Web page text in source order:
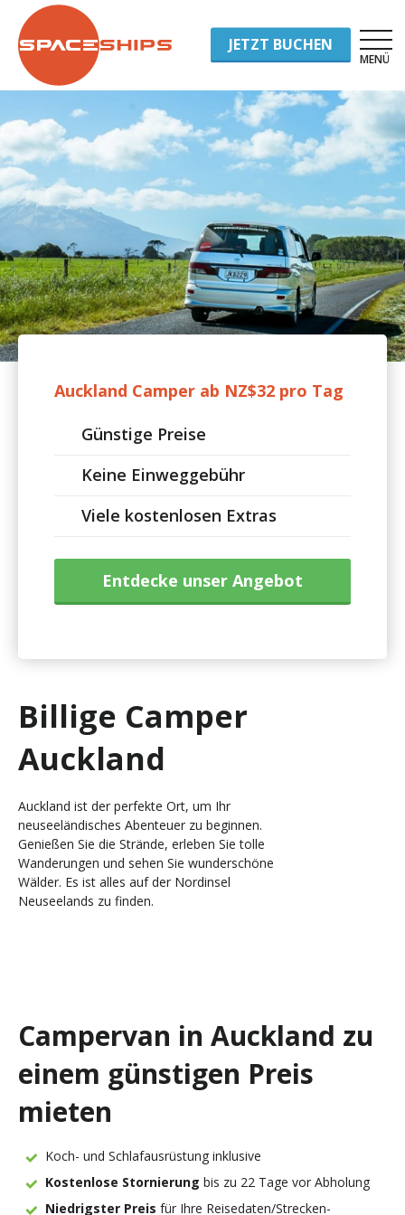
MENÜ
JETZT BUCHEN
Billige Camper
Auckland
Auckland ist der perfekte Ort, um Ihr
neuseeländisches Abenteuer zu beginnen.
Genießen Sie die Strände, erleben Sie tolle
Wanderungen und sehen Sie wunderschöne
Wälder. Es ist alles auf der Nordinsel
Neuseelands zu finden.
Auckland Camper ab NZ$32 pro Tag
Günstige Preise
Keine Einweggebühr
Viele kostenlosen Extras
Entdecke unser Angebot
Campervan in Auckland zu
einem günstigen Preis
mieten
Koch- und Schlafausrüstung inklusive
Kostenlose Stornierung bis zu 22 Tage vor Abholung
Niedrigster Preis für Ihre Reisedaten/Strecken-